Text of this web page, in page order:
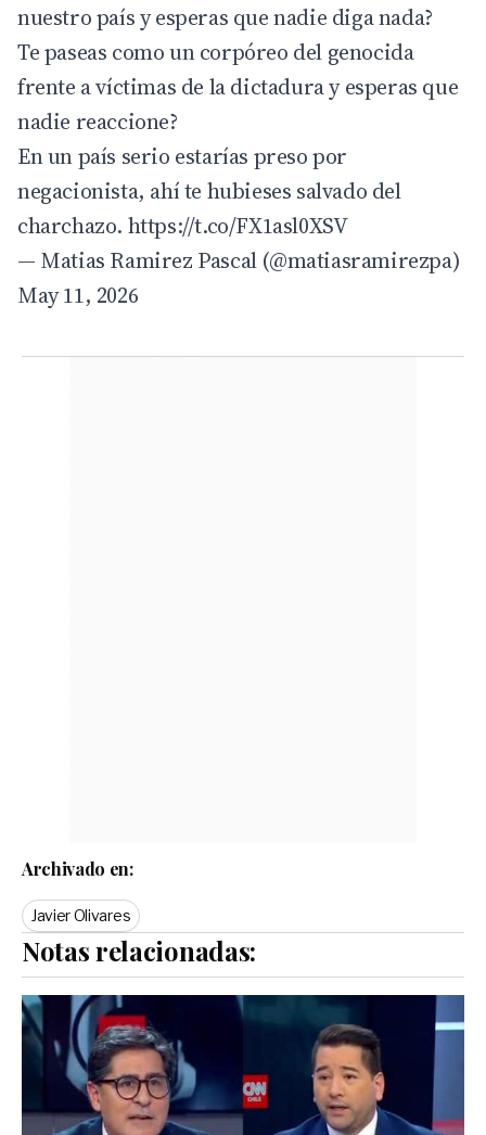
nuestro país y esperas que nadie diga nada?
Te paseas como un corpóreo del genocida
frente a víctimas de la dictadura y esperas que
nadie reaccione?
En un país serio estarías preso por
negacionista, ahí te hubieses salvado del
charchazo. https://t.co/FX1asl0XSV
— Matias Ramirez Pascal (@matiasramirezpa)
May 11, 2026
Archivado en:
Javier Olivares
Notas relacionadas: